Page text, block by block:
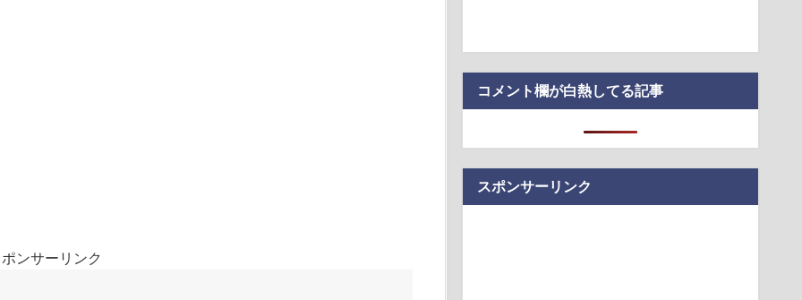
ンサーリンク
コメント欄が白熱してる記事
スポンサーリンク